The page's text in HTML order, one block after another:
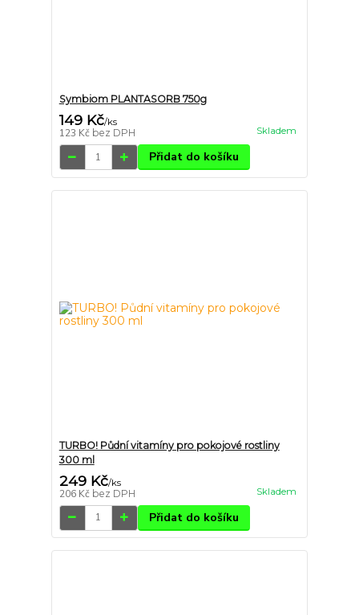
Symbiom PLANTASORB 750g
149 Kč/ks
123 Kč bez DPH Skladem
Přidat do košíku
TURBO! Půdní vitamíny pro pokojové rostliny
300 ml
249 Kč/ks
206 Kč bez DPH Skladem
Přidat do košíku